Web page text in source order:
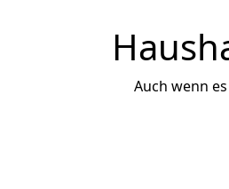
Auch wenn